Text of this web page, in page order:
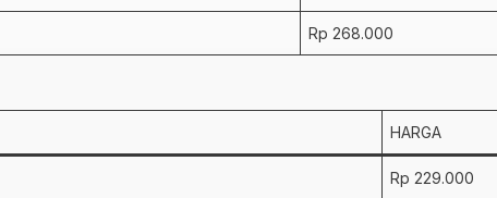
Rp 268.000
HARGA
Rp 229.000